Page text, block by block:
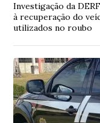
Investigação da
à recuperação do
utilizados no roubo